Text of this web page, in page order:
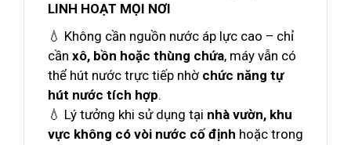
LINH HOẠT MỌI NƠI
💧 Không cần nguồn nước áp lực cao – chỉ
cần xô, bồn hoặc thùng chứa, máy vẫn có
thể hút nước trực tiếp nhờ chức năng tự
hút nước tích hợp.
💧 Lý tưởng khi sử dụng tại nhà vườn, khu
vực không có vòi nước cố định hoặc trong